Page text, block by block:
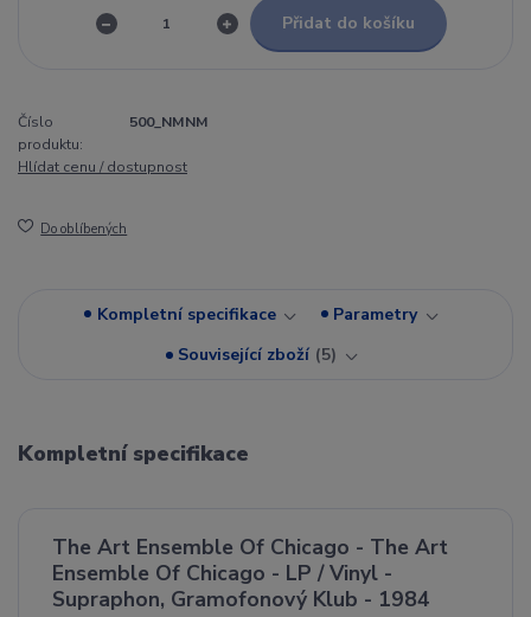
Přidat do košíku
Číslo
produktu:
500_NMNM
Hlídat cenu / dostupnost
Do oblíbených
Kompletní specifikace
Parametry
Související zboží 5
Kompletní specifikace
The Art Ensemble Of Chicago - The Art
Ensemble Of Chicago - LP / Vinyl -
Supraphon, Gramofonový Klub - 1984